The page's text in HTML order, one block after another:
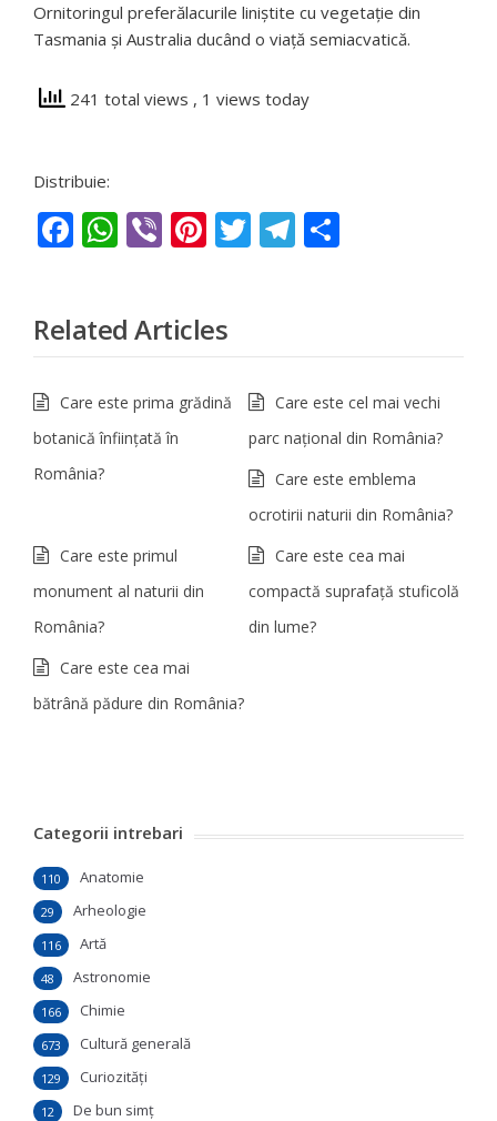
Ornitoringul preferălacurile liniștite cu vegetație din
Tasmania și Australia ducând o viață semiacvatică.
241 total views , 1 views today
Distribuie:
Facebook
WhatsApp
ViberPinterest
TwitterTelegram
Related Articles
Care este prima grădină
botanică înfiinţată în
România?
Care este cel mai vechi
parc naţional din România?
Care este emblema
ocrotirii naturii din România?
Care este primul
monument al naturii din
România?
Care este cea mai
compactă suprafaţă stuficolă
din lume?
Care este cea mai
bătrână pădure din România?
Categorii intrebari
Anatomie
110
Arheologie
29
Artă
116
Astronomie
48
Chimie
166
Cultură generală
673
Curiozităţi
129
De bun simţ
12